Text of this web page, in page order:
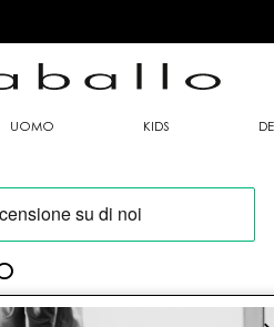
UOMO KIDS
solo presso i